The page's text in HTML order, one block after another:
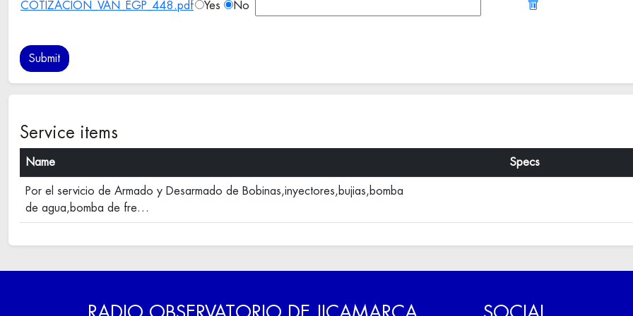
COTIZACION_VAN_EGP_448.pdf Yes No
Service items
Name Specs
Por el servicio de Armado y Desarmado de Bobinas,inyectores,bujias,bomba
de agua,bomba de fre…